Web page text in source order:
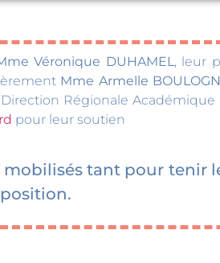
Véronique DUHAMEL, leur
Mme Armelle
Régionale Académique
pour leur soutien
tant pour tenir